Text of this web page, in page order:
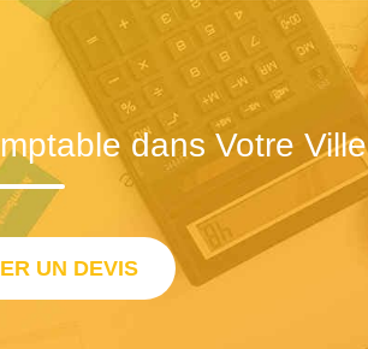
dans Votre Ville
UN DEVIS